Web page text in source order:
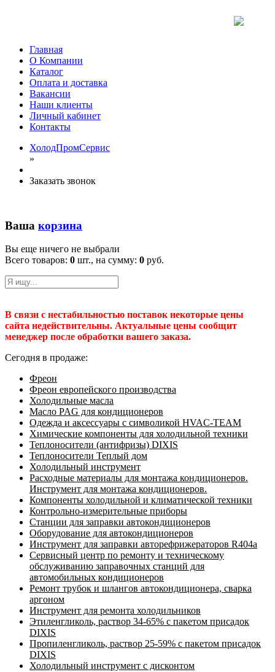
Главная
О Компании
Каталог
Оплата и доставка
Вакансии
Наши клиенты
Личный кабинет
Контакты
ХолодПромСервис
»
Заказать звонок
Ваша корзина
Вы еще ничего не выбрали
Всего товаров: 0 шт., на сумму: 0 руб.
В связи с нестабильностью поставок некоторые цены
сайта недействительны. Актуальные цены сообщит
менеджер после обработки вашего заказа.
Сегодня в продаже:
Фреон
Фреон европейского производства
Холодильные масла
Масло PAG для кондиционеров
Одежда и аксессуары с символикой HVAC-TEAM
Химические компоненты для холодильной техники
Теплоносители (антифризы) DIXIS
Теплоносители Теплый дом
Холодильный инструмент
Расходные материалы для монтажа кондиционеров.
Инструмент для монтажа кондиционеров.
Компоненты холодильной и климатической техники
Контрольно-измерительные приборы
Станции для заправки автокондиционеров
Оборудование для автокондиционеров
Инструмент для заправки авторефрижераторов R404a
Сервисный центр по ремонту и техническому
обслуживанию заправочных станций для
автомобильных кондиционеров
Ремонт трубок и шлангов автокондиционера, сварка
аргоном
Инструмент для ремонта холодильников
Этиленгликоль, раствор 34-65% с пакетом присадок
DIXIS
Пропиленгликоль, раствор 25-59% с пакетом присадок
DIXIS
Холодильный инструмент с дисконтом